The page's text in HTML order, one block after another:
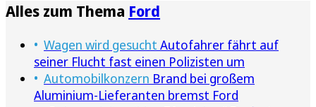
Alles zum Thema Ford
Wagen wird gesucht Autofahrer fährt auf
seiner Flucht fast einen Polizisten um
Automobilkonzern Brand bei großem
Aluminium-Lieferanten bremst Ford